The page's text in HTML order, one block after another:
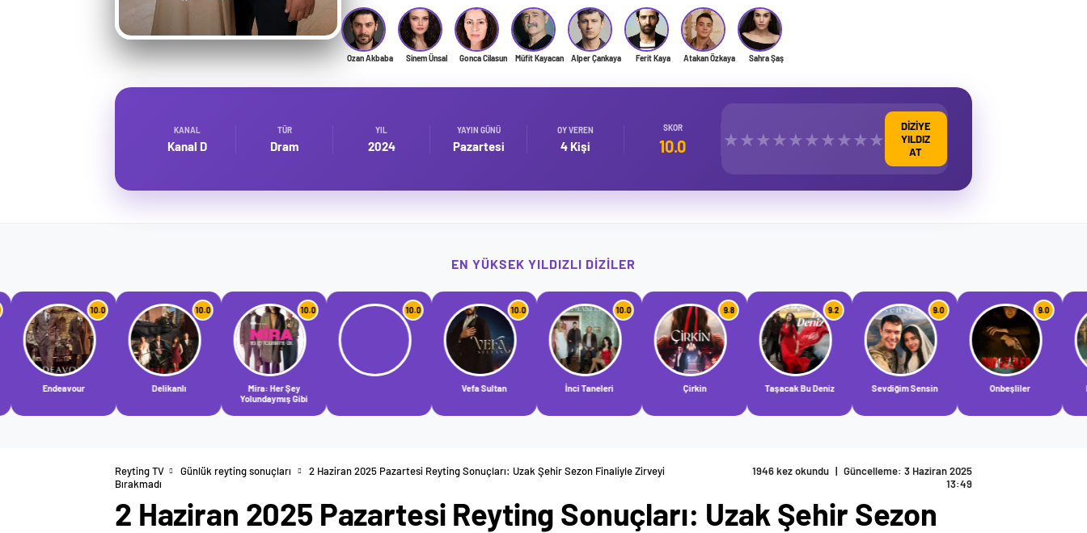
Ozan Akbaba Sinem Ünsal Gonca Cilasun Müfit Kayacan Alper Çankaya Ferit Kaya Atakan Özkaya Sahra Şaş
KANAL
Kanal D
TÜR
Dram
YIL
2024
YAYIN GÜNÜ
Pazartesi
OY VEREN
4 Kişi
SKOR
10.0 ★★★★★★★★★★
DİZİYE
YILDIZ
AT
EN YÜKSEK YILDIZLI DIZILER
Delikanlı
Mira: Her Şey
İnci Taneleri Çirkin Taşacak Bu Deniz Sevdiğim Sensin Onbeşliler
Halef: Köklerin
Reyting TV Günlük reyting sonuçları
2 Haziran 2025 Pazartesi Reyting Sonuçları: Uzak Şehir Sezon Finaliyle Zirveyi
Bırakmadı
1946 kez okundu | Güncelleme: 3 Haziran 2025
13:49
2 Haziran 2025 Pazartesi Reyting Sonuçları: Uzak Şehir Sezon